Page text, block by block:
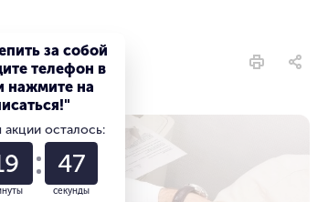
за собой
телефон в
нажмите на
осталось:
45
секунды